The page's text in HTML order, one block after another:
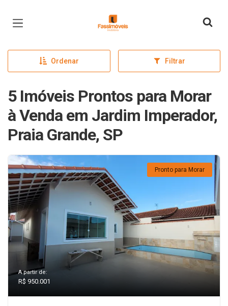
Página inicial
Ordenar Filtrar
5 Imóveis Prontos para Morar
à Venda em Jardim Imperador,
Praia Grande, SP
Pronto para Morar
A partir de:
R$ 950.001